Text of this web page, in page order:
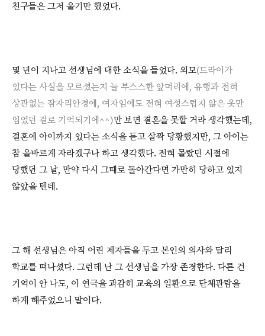
친구들은 그저 울기만 했었다.
몇 년이 지나고 선생님에 대한 소식을 들었다. 외모(드라이가
있다는 사실을 모르셨는지 늘 부스스한 앞머리에, 유행과 전혀
상관없는 잠자리안경에, 여자임에도 전혀 여성스럽지 않은 옷만
입었던 걸로 기억되기에^^)만 보면 결혼을 못할 거라 생각했는데,
결혼에 아이까지 있다는 소식을 듣고 살짝 당황했지만, 그 아이는
참 올바르게 자라겠구나 하고 생각했다. 전혀 몰랐던 시절에
당했던 그 날, 만약 다시 그때로 돌아간다면 가만히 당하고 있지
않았을 텐데.
그 해 선생님은 아직 어린 제자들을 두고 본인의 의사와 달리
학교를 떠나셨다. 그런데 난 그 선생님을 가장 존경한다. 다른 건
기억이 안 나도, 이 연극을 과감히 교육의 일환으로 단체관람을
하게 해주었으니 말이다.